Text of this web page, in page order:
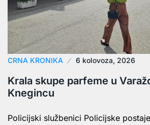
CRNA KRONIKA 6 kolovoza, 2026
Krala skupe parfeme u
Knegincu
Policijski službenici Policijske